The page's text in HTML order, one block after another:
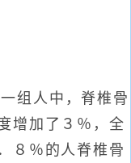
组人中，脊椎骨
增加了３％，全
８％的人脊椎骨